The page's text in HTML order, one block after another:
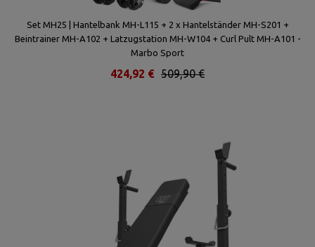
Set MH25 | Hantelbank MH-L115 + 2 x Hantelständer MH-S201 +
Beintrainer MH-A102 + Latzugstation MH-W104 + Curl Pult MH-A101 -
Marbo Sport
509,90 €
424,92 €